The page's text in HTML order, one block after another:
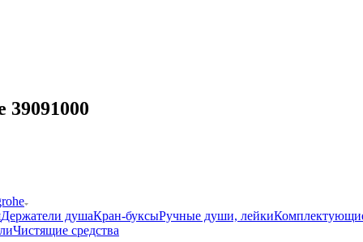
Держатели душаКран-буксыРучные души, лейки
Чистящие средства